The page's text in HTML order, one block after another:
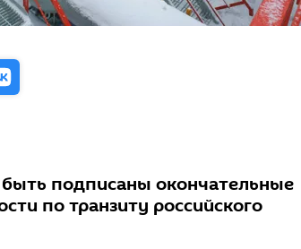
подписаны окончательные
по транзиту российского